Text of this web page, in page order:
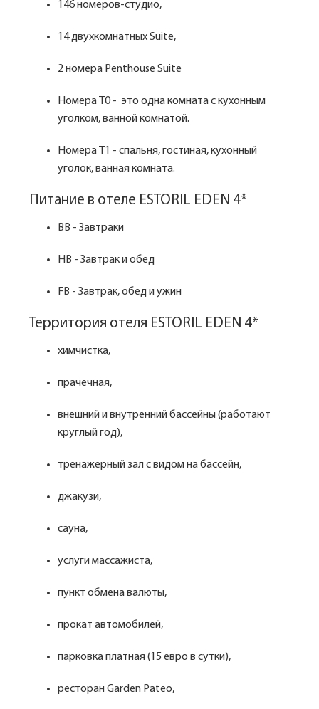
146 номеров-студио,
14 двухкомнатных Suite,
2 номера Penthouse Suite
Номера Т0 - это одна комната с кухонным
уголком, ванной комнатой.
Номера Т1 - спальня, гостиная, кухонный
уголок, ванная комната.
Питание в отеле ESTORIL EDEN 4*
BB - Завтраки
HB - Завтрак и обед
FB - Завтрак, обед и ужин
Территория отеля ESTORIL EDEN 4*
химчистка,
прачечная,
внешний и внутренний бассейны (работают
круглый год),
тренажерный зал с видом на бассейн,
джакузи,
сауна,
услуги массажиста,
пункт обмена валюты,
прокат автомобилей,
парковка платная (15 евро в сутки),
ресторан Garden Pateo,